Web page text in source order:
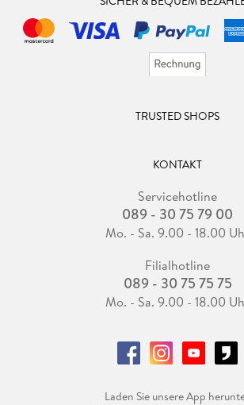
TRUSTED SHOPS
KONTAKT
Servicehotline
089 - 30 75 79 00
Mo. - Sa. 9.00 - 18.00
Filialhotline
089 - 30 75 75 75
Mo. - Sa. 9.00 - 18.00
Laden Sie unsere App